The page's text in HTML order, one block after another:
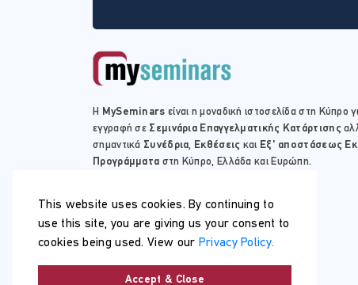
This website uses cookies. By continuing to
use this site, you are giving us your consent to
cookies being used. View our Privacy Policy.
Accept & Close
Η MySeminars είναι η μοναδική ιστοσελίδα στη Κύπρο
εγγραφή σε Σεμινάρια Επαγγελματικής Κατάρτισης
σημαντικά Συνέδρια, Εκθέσεις και Εξ' αποστάσεως
Προγράμματα στη Κύπρο, Ελλάδα και Ευρώπη.